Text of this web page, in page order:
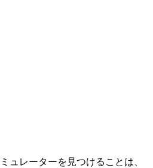
ュレーターを見つけることは、